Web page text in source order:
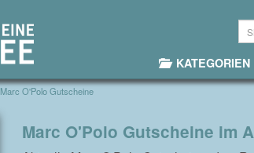
KATEGORIEN
Marc O'Polo Gutscheine
Marc O'Polo Gutscheine im